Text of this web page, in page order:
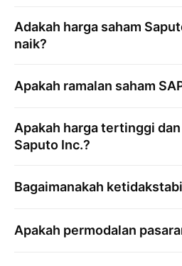
Adakah harga saham
naik?
Apakah ramalan saham
Apakah harga tertinggi
Saputo Inc.?
Bagaimanakah
Apakah permodalan